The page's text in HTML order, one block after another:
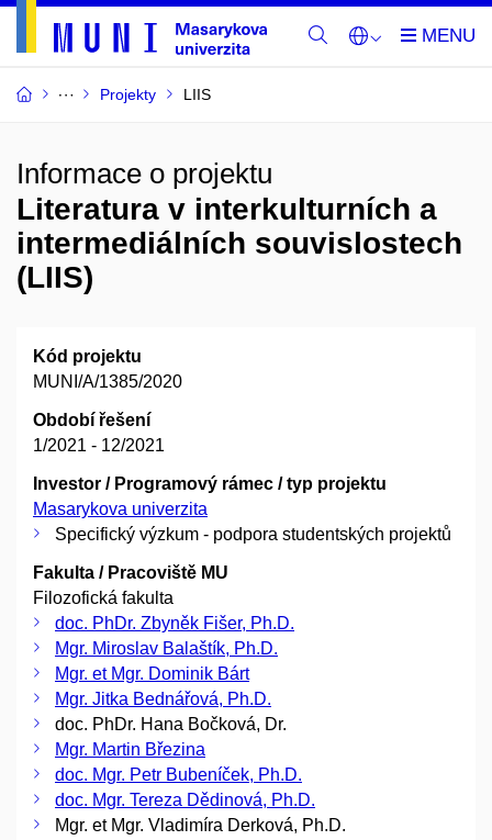
Projekty LIIS
Informace o projektu
Literatura v interkulturních a
intermediálních souvislostech
(LIIS)
Kód projektu
MUNI/A/1385/2020
Období řešení
1/2021 - 12/2021
Investor / Programový rámec / typ projektu
Masarykova univerzita
Specifický výzkum - podpora studentských projektů
Fakulta / Pracoviště MU
Filozofická fakulta
doc. PhDr. Zbyněk Fišer, Ph.D.
Mgr. Miroslav Balaštík, Ph.D.
Mgr. et Mgr. Dominik Bárt
Mgr. Jitka Bednářová, Ph.D.
doc. PhDr. Hana Bočková, Dr.
Mgr. Martin Březina
doc. Mgr. Petr Bubeníček, Ph.D.
doc. Mgr. Tereza Dědinová, Ph.D.
Mgr. et Mgr. Vladimíra Derková, Ph.D.